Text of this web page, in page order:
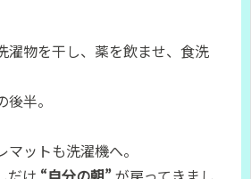
濯物を干し、薬を飲ませ、食洗
半。
ットも洗濯機へ。